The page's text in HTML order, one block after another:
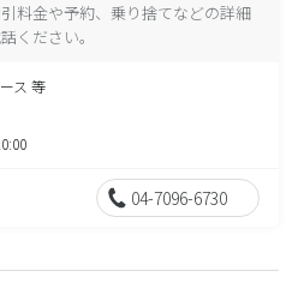
料金や予約、乗り捨てなどの詳細
ください。
ス 等
04-7096-6730